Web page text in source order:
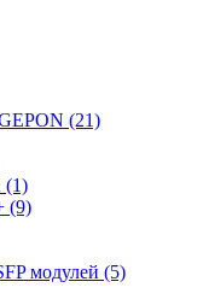
(21)
(1)
(9)
модулей (5)